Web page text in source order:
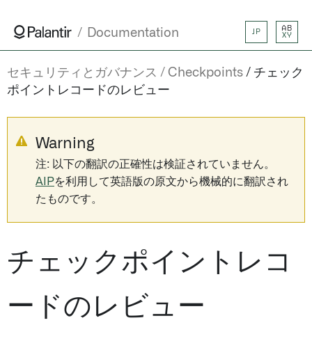
Documentation JP
AB
XY
セキュリティとガバナンス Checkpoints
チェック
ポイントレコードのレビュー
Warning
注: 以下の翻訳の正確性は検証されていません。
AIPを利用して英語版の原文から機械的に翻訳され
たものです。
チェックポイントレコ
ードのレビュー